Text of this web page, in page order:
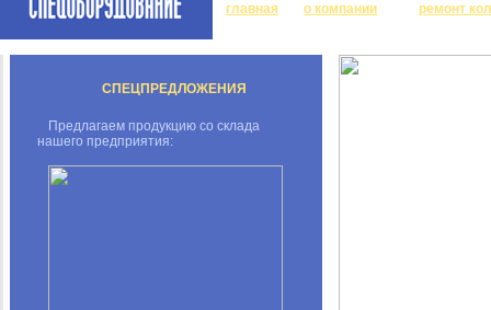
главная о компании ремонт
СПЕЦПРЕДЛОЖЕНИЯ
Предлагаем продукцию со склада
нашего предприятия: